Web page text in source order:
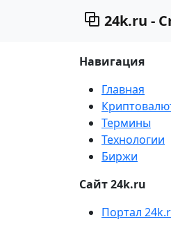
24k.ru -
Навигация
Главная
Термины
Технологии
Биржи
Сайт 24k.ru
Портал